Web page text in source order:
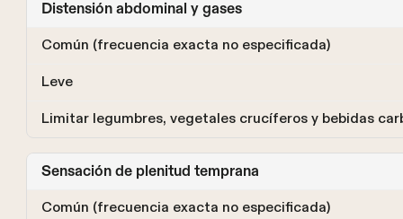
Distensión abdominal y gases
Común (frecuencia exacta no especificada)
Leve
Limitar legumbres, vegetales crucíferos y bebidas
Sensación de plenitud temprana
Común (frecuencia exacta no especificada)